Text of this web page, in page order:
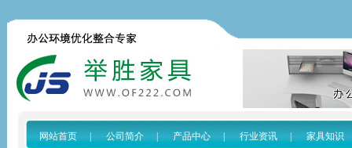
网站首页 公司简介 产品中心 行业资讯 家具知识